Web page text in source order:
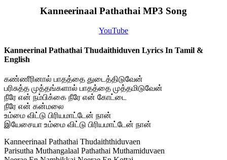
Kanneerinaal Pathathai MP3 Song
YouTube
Kanneerinal Pathathai Thudaithiduven Lyrics In Tamil &
English
கண்ணீரினால் பாதத்தை துடைத்திடுவேன்
பரிசுத்த முத்தங்களால் பாதத்தை முத்தமிடுவேன்
நீரே என் நம்பிக்கை நீரே என் கோட்டை
நீரே என் கன்மலை
உம்மை விட்டு பிரியமாட்டேன் நான்
இயேசையா உம்மை விட்டு பிரியமாட்டேன் நான்
Kanneerinaal Pathathai Thudaiththiduvaen
Parisutha Muthangalaal Pathathai Muthamiduvaen